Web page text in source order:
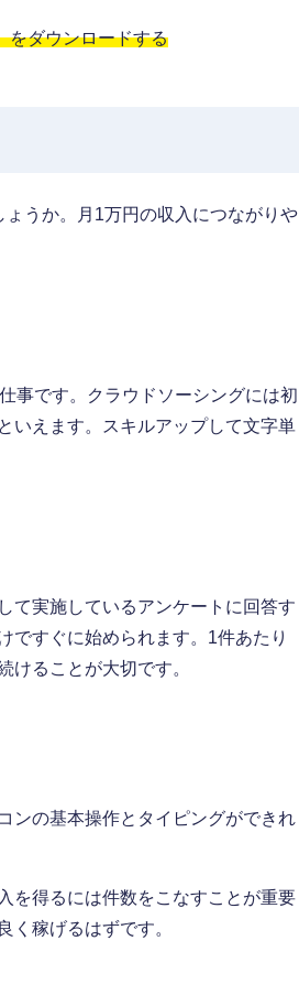
をダウンロードする
うか。月1万円の収入につながりや
事です。クラウドソーシングには初
いえます。スキルアップして文字単
て実施しているアンケートに回答す
ですぐに始められます。1件あたり
けることが大切です。
ンの基本操作とタイピングができれ
を得るには件数をこなすことが重要
く稼げるはずです。